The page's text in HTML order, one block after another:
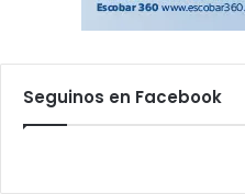
Seguinos en Facebook